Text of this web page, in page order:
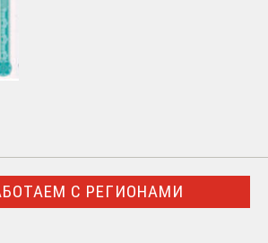
С РЕГИОНАМИ